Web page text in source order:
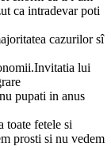
ca intradevar poti
cazurilor sî
lui
pupati in anus
toate fetele si
prosti si nu vedem